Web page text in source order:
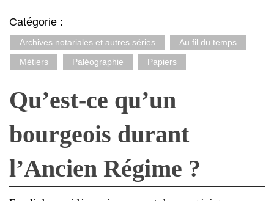
Catégorie :
Archives notariales et autres séries
Au fil du temps
Métiers
Paléographie Papiers
Qu’est-ce qu’un
bourgeois durant
l’Ancien Régime ?